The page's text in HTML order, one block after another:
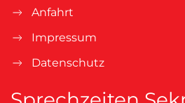
Anfahrt
Impressum
Datenschutz